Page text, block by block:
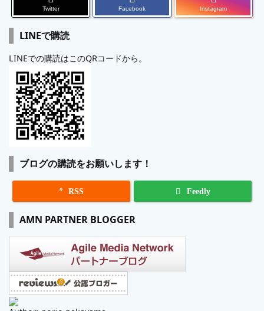
Twitter Facebook Instagram
LINEで購読
LINEでの購読はこのQRコードから。
ブログの購読をお願いします！
 RSS Feedly
AMN PARTNER BLOGGER